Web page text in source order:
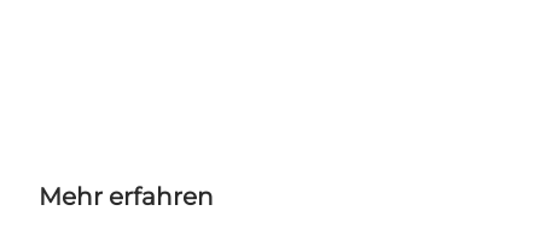
Mehr erfahren